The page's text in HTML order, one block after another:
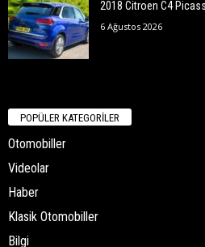
2018 Citroen C4
6 Ağustos 2026
POPÜLER KATEGORİLER
Otomobiller
Videolar
Haber
Klasik Otomobiller
Bilgi